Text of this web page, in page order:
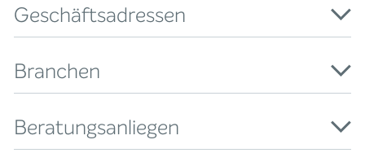
Geschäftsadressen
Branchen
Beratungsanliegen